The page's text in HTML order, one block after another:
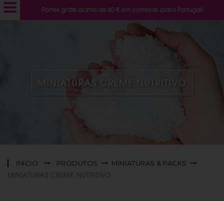
Portes grátis acima de 40 € em compras (para Portugal)
MINIATURAS CREME NUTRITIVO
INÍCIO PRODUTOS MINIATURAS & PACKS
MINIATURAS CREME NUTRITIVO